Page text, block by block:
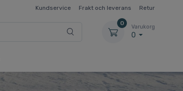
Kundservice Frakt och leverans Retur
0
Varukorg
0